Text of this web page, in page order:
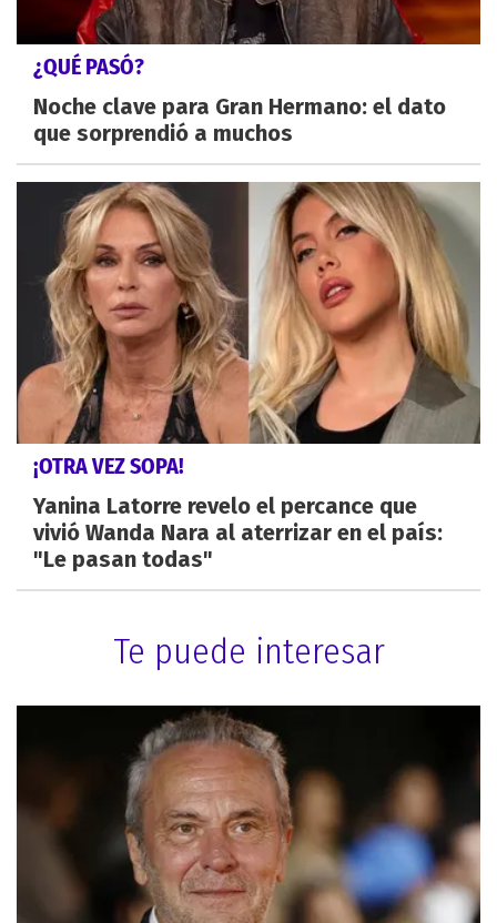
¿QUÉ PASÓ?
Noche clave para Gran Hermano: el dato
que sorprendió a muchos
¡OTRA VEZ SOPA!
Yanina Latorre revelo el percance que
vivió Wanda Nara al aterrizar en el país:
"Le pasan todas"
Te puede interesar